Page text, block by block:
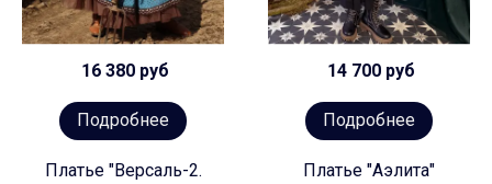
16 380 руб
Подробнее
Платье "Версаль-2.
14 700 руб
Подробнее
Платье "Аэлита"